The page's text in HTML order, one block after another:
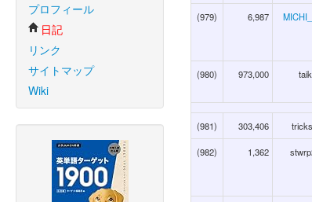
プロフィール
日記
リンク
サイトマップ
Wiki
(979) 6,987
(980) 973,000
(981) 303,406
(982) 1,362